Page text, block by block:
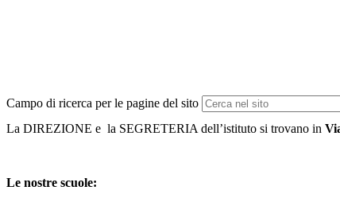
Campo di ricerca per le pagine del sito
La DIREZIONE e la SEGRETERIA dell’istituto si trovano in
Le nostre scuole: